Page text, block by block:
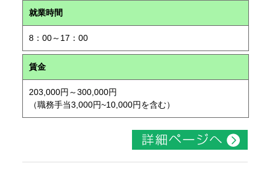
就業時間
8：00～17：00
賃金
203,000円～300,000円
（職務手当3,000円~10,000円を含む）